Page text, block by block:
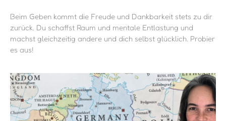
Beim Geben kommt die Freude und Dankbarkeit stets zu dir
zurück. Du schaffst Raum und mentale Entlastung und
machst gleichzeitig andere und dich selbst glücklich. Probier
es aus!